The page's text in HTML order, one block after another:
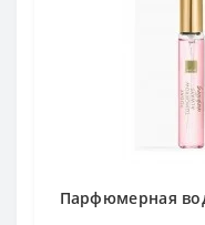
Парфюмерная